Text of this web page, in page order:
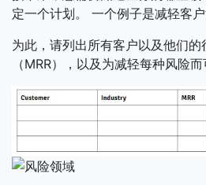
定一个计划。 一个例子是减轻客户
为此，请列出所有客户以及他们
（MRR），以及为减轻每种风险